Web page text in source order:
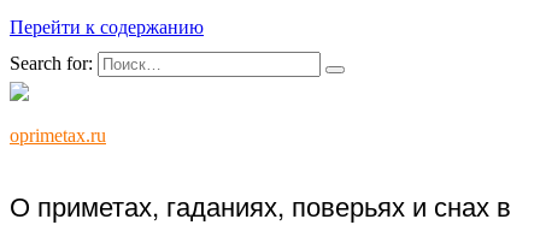
Перейти к содержанию
Search for:
oprimetax.ru
О приметах, гаданиях, поверьях и снах в